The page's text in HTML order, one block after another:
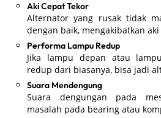
Aki Cepat Tekor
Alternator yang rusak tidak
dengan baik, mengakibatkan
Performa Lampu Redup
Jika lampu depan atau
redup dari biasanya, bisa jadi
Suara Mendengung
Suara dengungan pada
masalah pada bearing atau